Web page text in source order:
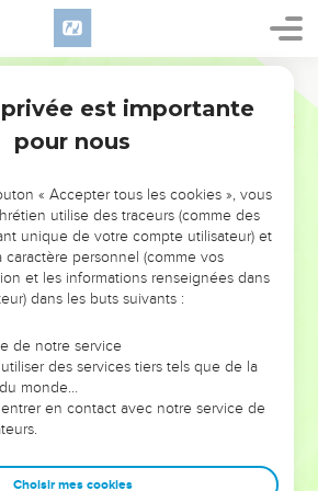
PAS L’ÉVÉNEMENT
L’ANNÉE !
POUVAIENT VOUS ÉVITER LES
VOTRES ?
Mais on voit moins les doutes, les erreurs
qu'ils ont traversés, alors même que ce
qui les ont façonnés.
leaders, entrepreneurs, et responsables
plus de sagesse afin que leurs erreurs
est importante
pour nous
« Accepter tous les cookies », vous
utilise des traceurs (comme des
unique de votre compte utilisateur) et
caractère personnel (comme vos
et les informations renseignées dans
dans les buts suivants :
de notre service
des services tiers tels que de la
monde…
en contact avec notre service de
Choisir mes cookies